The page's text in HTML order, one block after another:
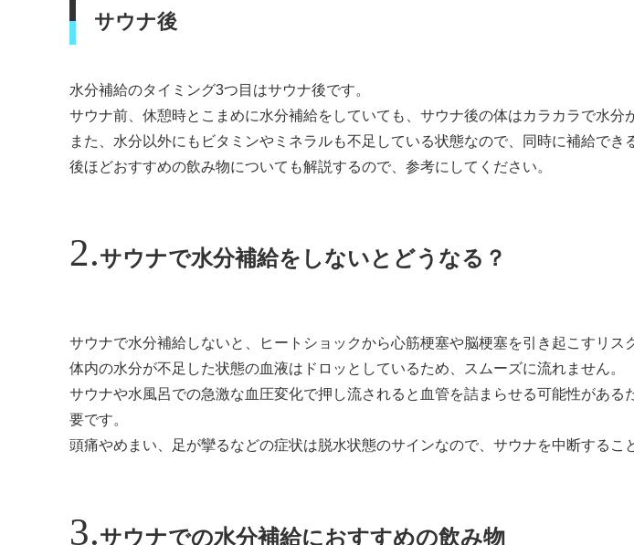
サウナ後
水分補給のタイミング3つ目はサウナ後です。
サウナ前、休憩時とこまめに水分補給をしていても、サウナ後の体はカラカラで水分
また、水分以外にもビタミンやミネラルも不足している状態なので、同時に補給でき
後ほどおすすめの飲み物についても解説するので、参考にしてください。
サウナで水分補給をしないとどうなる？
サウナで水分補給しないと、ヒートショックから心筋梗塞や脳梗塞を引き起こすリス
体内の水分が不足した状態の血液はドロッとしているため、スムーズに流れません。
サウナや水風呂での急激な血圧変化で押し流されると血管を詰まらせる可能性がある
要です。
頭痛やめまい、足が攣るなどの症状は脱水状態のサインなので、サウナを中断するこ
サウナでの水分補給におすすめの飲み物